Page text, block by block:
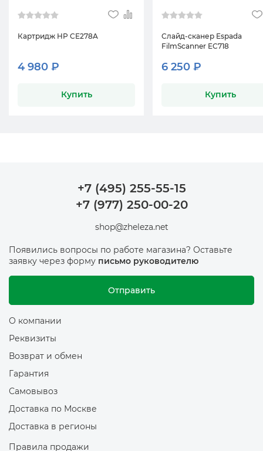
Картридж HP CE278A
4 980 ₽
Купить
Слайд-сканер Espada
FilmScanner EC718
6 250 ₽
Купить
+7 (495) 255-55-15
+7 (977) 250-00-20
shop@zheleza.net
Появились вопросы по работе магазина? Оставьте
заявку через форму письмо руководителю
Отправить
О компании
Реквизиты
Возврат и обмен
Гарантия
Самовывоз
Доставка по Москве
Доставка в регионы
Правила продажи